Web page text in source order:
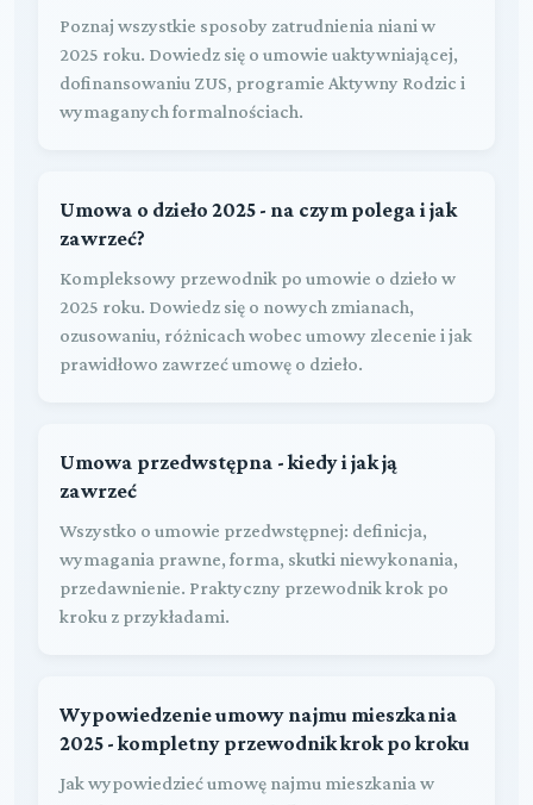
Poznaj wszystkie sposoby zatrudnienia niani w
2025 roku. Dowiedz się o umowie uaktywniającej,
dofinansowaniu ZUS, programie Aktywny Rodzic i
wymaganych formalnościach.
Umowa o dzieło 2025 - na czym polega i jak
zawrzeć?
Kompleksowy przewodnik po umowie o dzieło w
2025 roku. Dowiedz się o nowych zmianach,
ozusowaniu, różnicach wobec umowy zlecenie i jak
prawidłowo zawrzeć umowę o dzieło.
Umowa przedwstępna - kiedy i jak ją
zawrzeć
Wszystko o umowie przedwstępnej: definicja,
wymagania prawne, forma, skutki niewykonania,
przedawnienie. Praktyczny przewodnik krok po
kroku z przykładami.
Wypowiedzenie umowy najmu mieszkania
2025 - kompletny przewodnik krok po kroku
Jak wypowiedzieć umowę najmu mieszkania w